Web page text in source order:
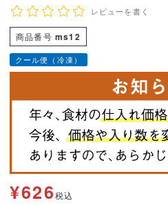
レビューを書く
商品番号 ms12
クール便（冷凍）
¥626税込